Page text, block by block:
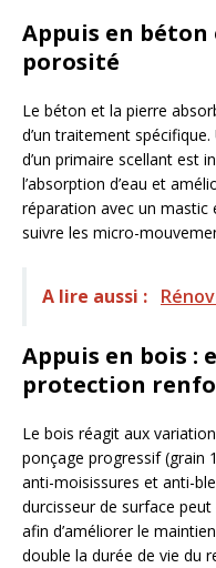
Appuis en
porosité
Le béton et la pierre
d’un traitement
d’un primaire scellant est
l’absorption d’eau et
réparation avec un
suivre les micro-
A lire aussi :
Appuis en bois :
protection
Le bois réagit aux
ponçage progressif (grain
anti-moisissures et anti-
durcisseur de surface
afin d’améliorer le
double la durée de vie du